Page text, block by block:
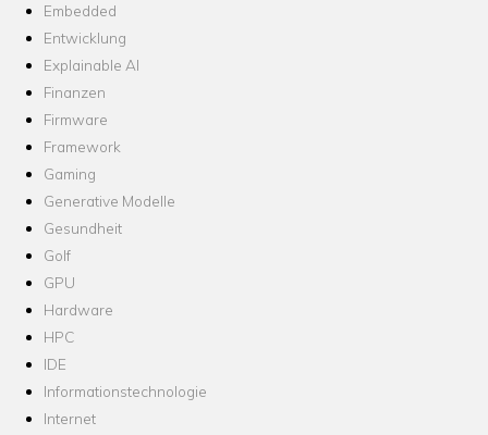
Embedded
Entwicklung
Explainable AI
Finanzen
Firmware
Framework
Gaming
Generative Modelle
Gesundheit
Golf
GPU
Hardware
HPC
IDE
Informationstechnologie
Internet